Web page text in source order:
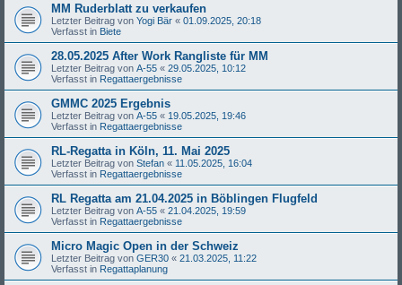
MM Ruderblatt zu verkaufen
Letzter Beitrag von Yogi Bär « 01.09.2025, 20:18
Verfasst in Biete
28.05.2025 After Work Rangliste für MM
Letzter Beitrag von A-55 « 29.05.2025, 10:12
Verfasst in Regattaergebnisse
GMMC 2025 Ergebnis
Letzter Beitrag von A-55 « 19.05.2025, 19:46
Verfasst in Regattaergebnisse
RL-Regatta in Köln, 11. Mai 2025
Letzter Beitrag von Stefan « 11.05.2025, 16:04
Verfasst in Regattaergebnisse
RL Regatta am 21.04.2025 in Böblingen Flugfeld
Letzter Beitrag von A-55 « 21.04.2025, 19:59
Verfasst in Regattaergebnisse
Micro Magic Open in der Schweiz
Letzter Beitrag von GER30 « 21.03.2025, 11:22
Verfasst in Regattaplanung